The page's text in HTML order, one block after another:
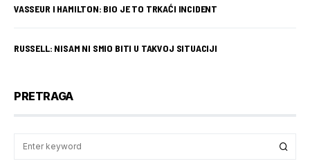
VASSEUR I HAMILTON: BIO JE TO TRKAĆI INCIDENT
RUSSELL: NISAM NI SMIO BITI U TAKVOJ SITUACIJI
PRETRAGA